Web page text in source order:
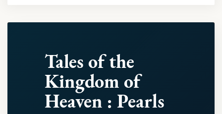
Tales of the
Kingdom of
Heaven : Pearls